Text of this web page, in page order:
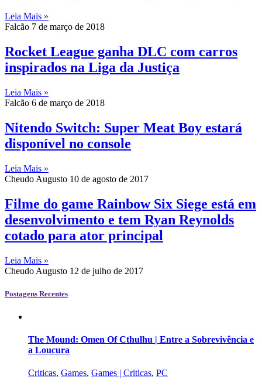
Leia Mais »
Falcão 7 de março de 2018
Rocket League ganha DLC com carros
inspirados na Liga da Justiça
Leia Mais »
Falcão 6 de março de 2018
Nitendo Switch: Super Meat Boy estará
disponível no console
Leia Mais »
Cheudo Augusto 10 de agosto de 2017
Filme do game Rainbow Six Siege está em
desenvolvimento e tem Ryan Reynolds
cotado para ator principal
Leia Mais »
Cheudo Augusto 12 de julho de 2017
Postagens Recentes
The Mound: Omen Of Cthulhu | Entre a Sobrevivência e
a Loucura
Criticas, Games, Games | Criticas, PC